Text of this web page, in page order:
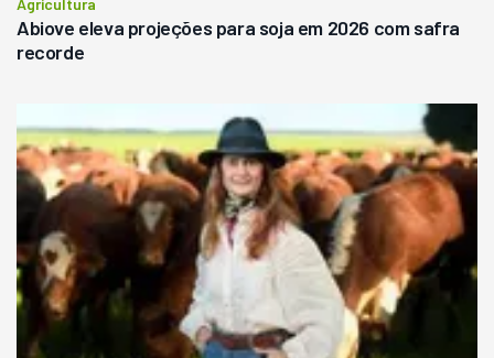
Agricultura
Abiove eleva projeções para soja em 2026 com safra
recorde